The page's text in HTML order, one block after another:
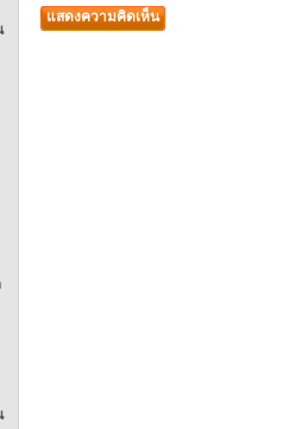
แสดงความคิดเห็น